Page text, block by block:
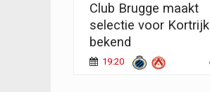
Club Brugge maakt
selectie voor Kortrijk
bekend
19:20